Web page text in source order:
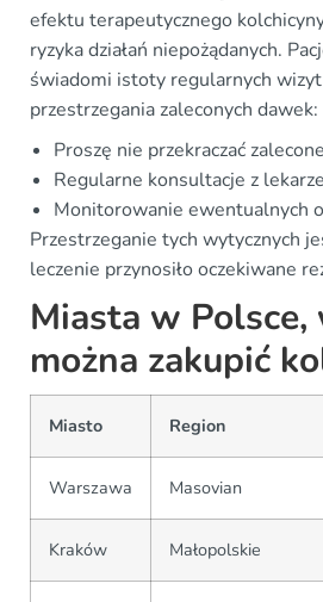
efektu terapeutycznego
ryzyka działań niepożądanych.
świadomi istoty regularnych
przestrzegania zaleconych dawek:
Proszę nie przekraczać
Regularne konsultacje z
Monitorowanie ewentualnych
Przestrzeganie tych wytycznych
leczenie przynosiło oczekiwane
Miasta w
można zakupić
Miasto Region
Warszawa Masovian
Kraków Małopolskie